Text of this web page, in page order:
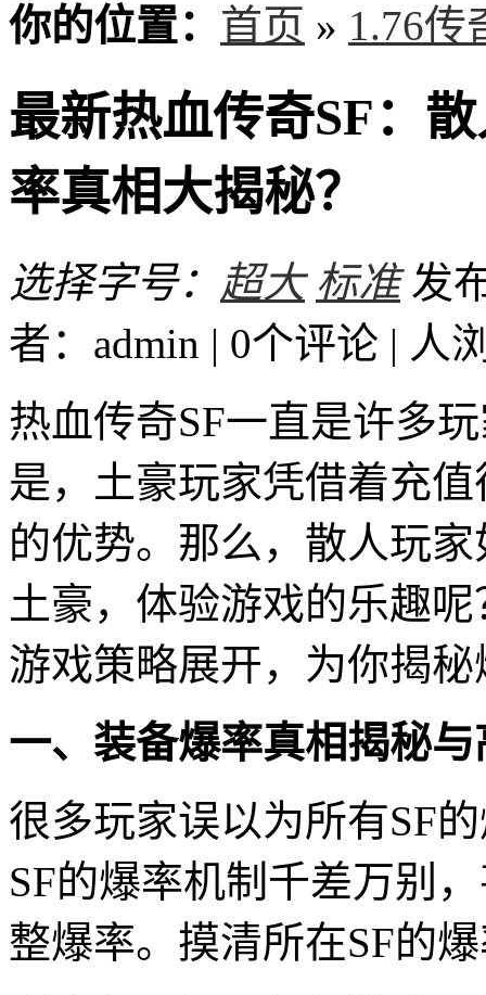
你的位置： 首页 » 1.76传
最新热血传奇SF：
率真相大揭秘？
选择字号： 超大 标准 发
者：admin | 0个评论 | 人
热血传奇SF一直是许多
是，土豪玩家凭借着充
的优势。那么，散人玩
土豪，体验游戏的乐趣
游戏策略展开，为你揭
一、装备爆率真相揭秘
很多玩家误以为所有SF
SF的爆率机制千差万别
整爆率。摸清所在SF的